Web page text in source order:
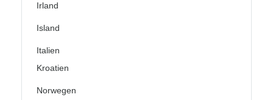
Irland
Island
Italien
Kroatien
Norwegen